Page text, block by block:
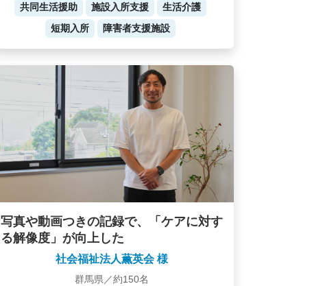
共同生活援助 施設入所支援
生活介護
短期入所
障害者支援施設
写真や動画つきの記録で、「ケアに対す
る解像度」が向上した
社会福祉法人薫英会 様
群馬県／約150名